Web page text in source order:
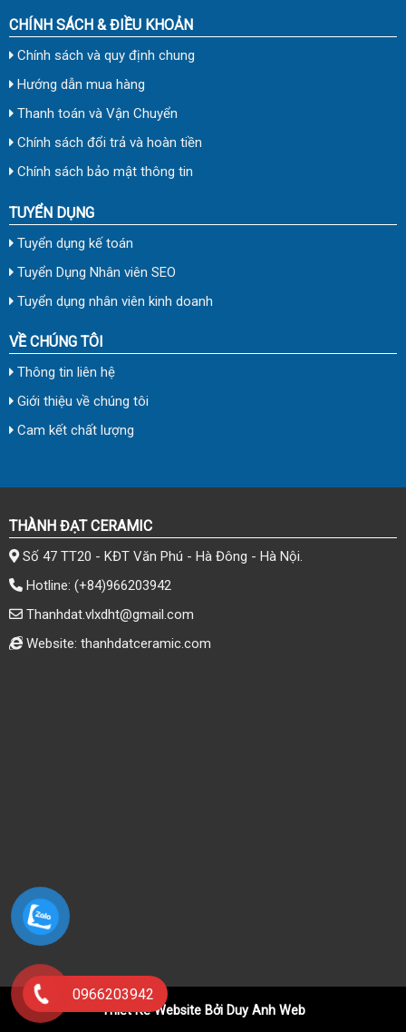
CHÍNH SÁCH & ĐIỀU KHOẢN
Chính sách và quy định chung
Hướng dẫn mua hàng
Thanh toán và Vận Chuyển
Chính sách đổi trả và hoàn tiền
Chính sách bảo mật thông tin
TUYỂN DỤNG
Tuyển dụng kế toán
Tuyển Dụng Nhân viên SEO
Tuyển dụng nhân viên kinh doanh
VỀ CHÚNG TÔI
Thông tin liên hệ
Giới thiệu về chúng tôi
Cam kết chất lượng
THÀNH ĐẠT CERAMIC
Số 47 TT20 - KĐT Văn Phú - Hà Đông - Hà Nội.
Hotline: (+84)966203942
Thanhdat.vlxdht@gmail.com
Website: thanhdatceramic.com
0966203942
Thiết Kế Website Bởi Duy Anh Web